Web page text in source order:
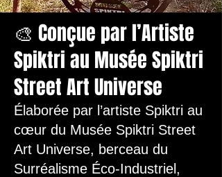
🎨 Conçue par l’Artiste
Spiktri au Musée Spiktri
Street Art Universe
Élaborée par l’artiste Spiktri au
cœur du Musée Spiktri Street
Art Universe, berceau du
Surréalisme Éco-Industriel,